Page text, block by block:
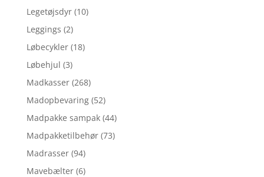
Legetøjsdyr (10)
Leggings (2)
Løbecykler (18)
Løbehjul (3)
Madkasser (268)
Madopbevaring (52)
Madpakke sampak (44)
Madpakketilbehør (73)
Madrasser (94)
Mavebælter (6)